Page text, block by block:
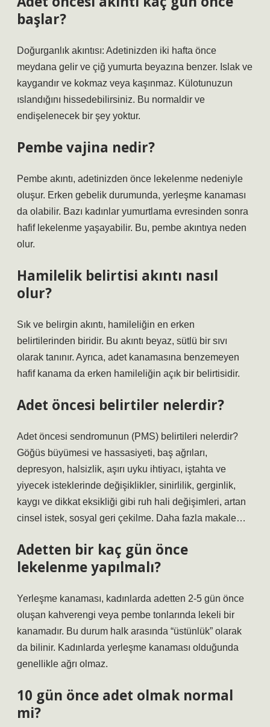
başlar?
Doğurganlık akıntısı: Adetinizden iki hafta önce
meydana gelir ve çiğ yumurta beyazına benzer. Islak ve
kaygandır ve kokmaz veya kaşınmaz. Külotunuzun
ıslandığını hissedebilirsiniz. Bu normaldir ve
endişelenecek bir şey yoktur.
Pembe vajina nedir?
Pembe akıntı, adetinizden önce lekelenme nedeniyle
oluşur. Erken gebelik durumunda, yerleşme kanaması
da olabilir. Bazı kadınlar yumurtlama evresinden sonra
hafif lekelenme yaşayabilir. Bu, pembe akıntıya neden
olur.
Hamilelik belirtisi akıntı nasıl
olur?
Sık ve belirgin akıntı, hamileliğin en erken
belirtilerinden biridir. Bu akıntı beyaz, sütlü bir sıvı
olarak tanınır. Ayrıca, adet kanamasına benzemeyen
hafif kanama da erken hamileliğin açık bir belirtisidir.
Adet öncesi belirtiler nelerdir?
Adet öncesi sendromunun (PMS) belirtileri nelerdir?
Göğüs büyümesi ve hassasiyeti, baş ağrıları,
depresyon, halsizlik, aşırı uyku ihtiyacı, iştahta ve
yiyecek isteklerinde değişiklikler, sinirlilik, gerginlik,
kaygı ve dikkat eksikliği gibi ruh hali değişimleri, artan
cinsel istek, sosyal geri çekilme. Daha fazla makale…
Adetten bir kaç gün önce
lekelenme yapılmalı?
Yerleşme kanaması, kadınlarda adetten 2-5 gün önce
oluşan kahverengi veya pembe tonlarında lekeli bir
kanamadır. Bu durum halk arasında “üstünlük” olarak
da bilinir. Kadınlarda yerleşme kanaması olduğunda
genellikle ağrı olmaz.
10 gün önce adet olmak normal
mi?